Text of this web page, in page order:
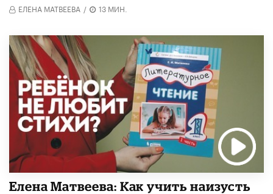
ЕЛЕНА МАТВЕЕВА / 13 МИН.
Елена Матвеева: Как учить наизусть